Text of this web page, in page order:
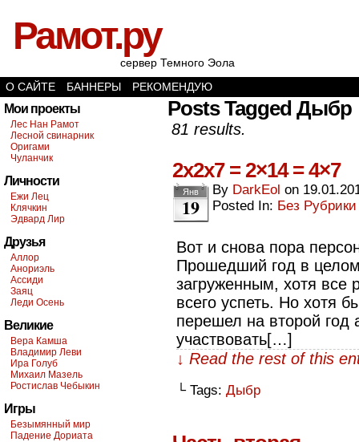
Рамот.ру
сервер Темного Эола
О САЙТЕ
БАННЕРЫ РЕКОМЕНДУЮ
Мои проекты
Лес Нан Рамот
Лесной свинарник
Оригами
Чуланчик
Личности
Ежи Лец
Клячкин
Эдвард Лир
Друзья
Аллор
Анориэль
Ассиди
Заяц
Леди Осень
Великие
Вера Камша
Владимир Леви
Ира Голуб
Михаил Мазель
Ростислав Чебыкин
Игры
Безымянный мир
Падение Дориата
Posts Tagged Дыбр
81 results.
2x2x7 = 2×14 = 4×7
Янв
19
By DarkEol on
Posted In: Без Рубрики
Вот и снова пора
Прошедший год в
загруженным, хотя все
всего успеть. Но хотя
перешел на второй год
участвовать[…]
↓ Read the rest of this
└ Tags: Дыбр